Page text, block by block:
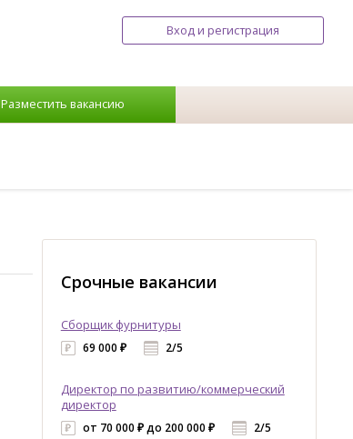
Вход и регистрация
Разместить вакансию
Срочные вакансии
Сборщик фурнитуры
69 000 ₽ 2/5
Директор по развитию/коммерческий
директор
от 70 000 ₽ до 200 000 ₽ 2/5